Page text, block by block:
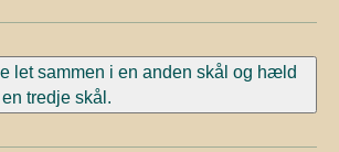
let sammen i en anden skål og hæld
tredje skål.